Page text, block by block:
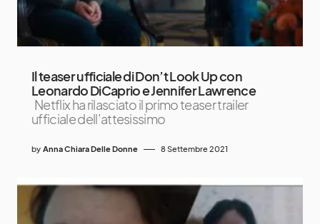
Il teaser ufficiale di Don’t Look Up con
Leonardo DiCaprio e Jennifer Lawrence
Netflix ha rilasciato il primo teaser trailer
ufficiale dell’attesissimo
by Anna Chiara Delle Donne 8 Settembre 2021